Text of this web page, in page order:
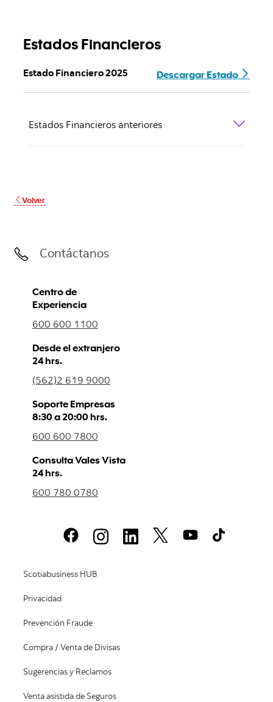
Estados Financieros
Estado Financiero 2025 Descargar Estado
Estados Financieros anteriores
Volver
Contáctanos
Centro de
Experiencia
600 600 1100
Desde el extranjero
24 hrs.
(562)2 619 9000
Soporte Empresas
8:30 a 20:00 hrs.
600 600 7800
Consulta Vales Vista
24 hrs.
600 780 0780
Scotiabusiness HUB
Privacidad
Prevención Fraude
Compra / Venta de Divisas
Sugerencias y Reclamos
Venta asistida de Seguros